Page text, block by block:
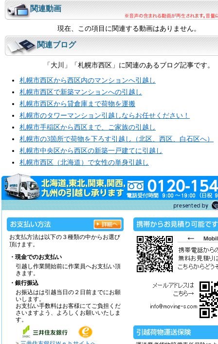
関連動画
現在、この項目に関連する動画はありません。
関連ブログ
「大川」「札幌市西区」に関連のあるブログ記事です。
札幌市西区から西区内のマンションへ引越し
札幌市西区で新築マンションへの引越し
札幌市西区から貸倉庫まで荷物を運搬
札幌市のタワーマンション引越しならお任せください！
札幌市手稲区から西区まで、ご家族の引越し
札幌市の3箇所で荷物を下ろす引越し（北区、西区、白石区へ）
札幌市中央区から西区の新築一戸建てに引越し
札幌市西区（北海道）で女性の単身引越し
お支払方法は以下の３種類の中からお選び
頂けます。
・現金でのお支払い
引越し作業開始前に作業員へお支払い頂
きます。
・銀行振込
お振込はは引越当日の２日前までにお願
いします。
お支払い手数料はお客様にてご負担くだ
さいますよう、よろしくお願いいたしま
す。